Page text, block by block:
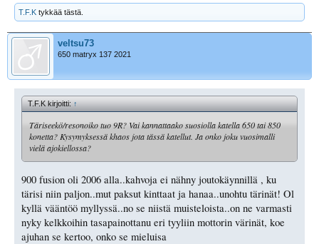
T.F.K tykkää tästä.
veltsu73
650 matryx 137 2021
T.F.K kirjoitti:↑
Täriseekö/resonoiko tuo 9R? Vai kannattaako suosiolla katella 650 tai 850
konetta? Kysymyksessä khaos jota tässä katellut. Ja onko joku vuosimalli
vielä ajokiellossa?
900 fusion oli 2006 alla..kahvoja ei nähny joutokäynnillä , ku
tärisi niin paljon..mut paksut kinttaat ja hanaa..unohtu tärinät! Ol
kyllä vääntöö myllyssä..no se niistä muisteloista..on ne varmasti
nyky kelkkoihin tasapainottanu eri tyyliin mottorin värinät, koe
ajuhan se kertoo, onko se mieluisa